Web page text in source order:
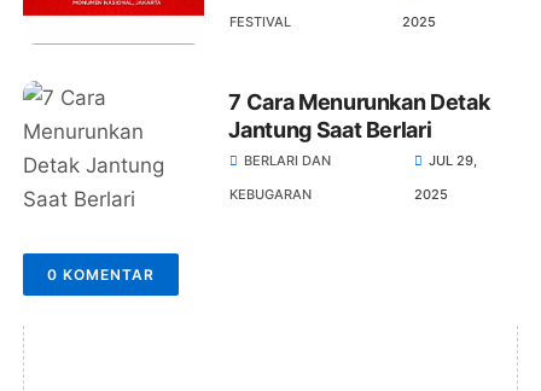
FESTIVAL
2025
7 Cara Menurunkan Detak
Jantung Saat Berlari
BERLARI DAN
KEBUGARAN
JUL 29,
2025
0 KOMENTAR